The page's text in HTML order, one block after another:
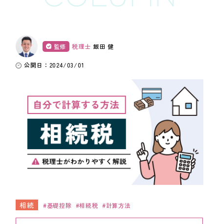
クラウド会計導入サポート
経理代行
建設業者様向け
ADMINISTRATIVE SCRIVENER CORPORATION
キークレア行政書士法人
建設業関連サポート
建設業者様向け
監修 税理士 飯田 健
公開日：2024/03/01
相続 基礎控除 相続税 計算方法